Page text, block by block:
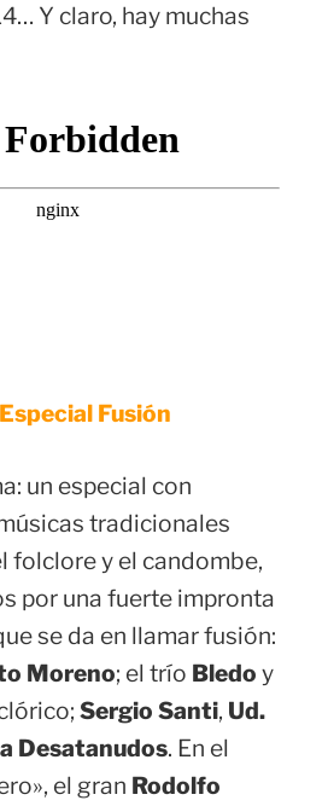
Y claro, hay muchas
Especial Fusión
un especial con
tradicionales
folclore y el candombe,
por una fuerte impronta
se da en llamar fusión:
Moreno; el trío Bledo y
Sergio Santi, Ud.
Desatanudos. En el
el gran Rodolfo